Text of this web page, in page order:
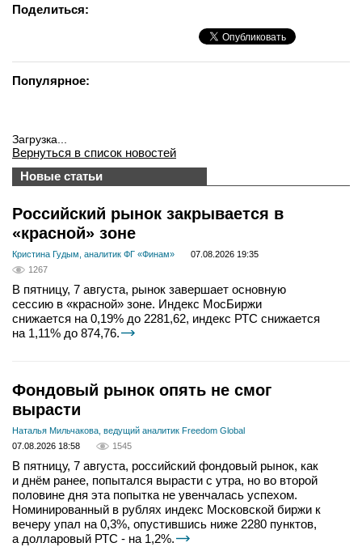
Поделиться:
Популярное:
Загрузка...
Вернуться в список новостей
Новые статьи
Российский рынок закрывается в
«красной» зоне
Кристина Гудым, аналитик ФГ «Финам»
07.08.2026 19:35
1267
В пятницу, 7 августа, рынок завершает основную
сессию в «красной» зоне. Индекс МосБиржи
снижается на 0,19% до 2281,62, индекс РТС снижается
на 1,11% до 874,76.
Фондовый рынок опять не смог
вырасти
Наталья Мильчакова, ведущий аналитик Freedom Global
07.08.2026 18:58
1545
В пятницу, 7 августа, российский фондовый рынок, как
и днём ранее, попытался вырасти с утра, но во второй
половине дня эта попытка не увенчалась успехом.
Номинированный в рублях индекс Московской биржи к
вечеру упал на 0,3%, опустившись ниже 2280 пунктов,
а долларовый РТС - на 1,2%.